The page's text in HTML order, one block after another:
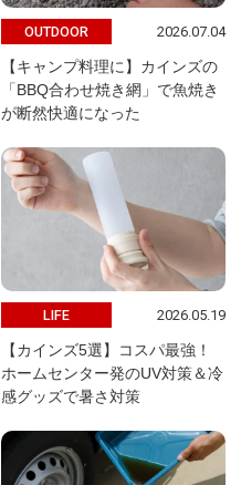
OUTDOOR 2026.07.04
【キャンプ料理に】カインズの
「BBQ合わせ焼き網」で魚焼き
が断然快適になった
LIFE 2026.05.19
【カインズ5選】コスパ最強！
ホームセンター発のUV対策＆冷
感グッズで暑さ対策